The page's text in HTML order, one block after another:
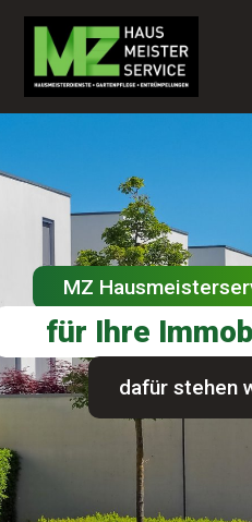
MZ
für Ihre
dafür stehen